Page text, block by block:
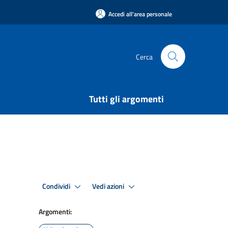
Accedi all'area personale
Cerca
Tutti gli argomenti
Condividi Vedi azioni
Argomenti: